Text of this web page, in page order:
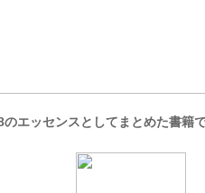
エッセンスとしてまとめた書籍